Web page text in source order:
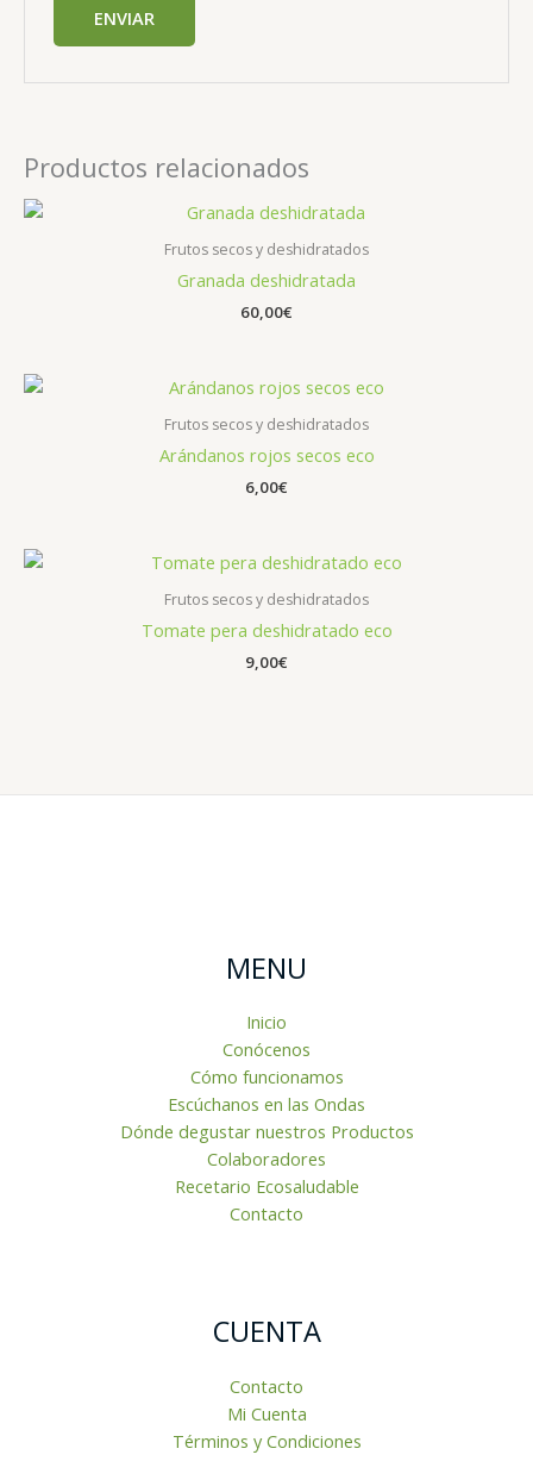
Productos relacionados
Frutos secos y deshidratados
Granada deshidratada
60,00€
Frutos secos y deshidratados
Arándanos rojos secos eco
6,00€
Frutos secos y deshidratados
Tomate pera deshidratado eco
9,00€
MENU
Inicio
Conócenos
Cómo funcionamos
Escúchanos en las Ondas
Dónde degustar nuestros Productos
Colaboradores
Recetario Ecosaludable
Contacto
CUENTA
Contacto
Mi Cuenta
Términos y Condiciones